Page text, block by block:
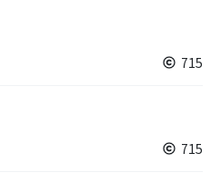
715
715